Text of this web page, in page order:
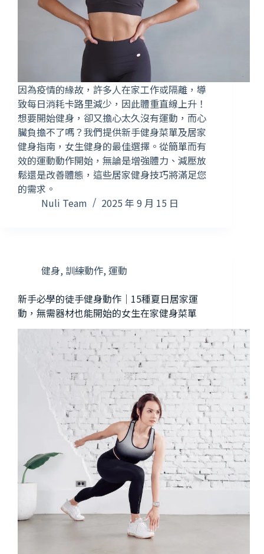
因為疫情的緣故，許多人在家工作或隔離，導
致每日消耗卡路里減少，因此體重直線上升！
想要開始健身，卻又擔心太久沒有運動，而心
臟負擔不了嗎？我們提供新手健身菜單及居家
健身指南，女生健身的最佳選擇。從簡單而有
效的運動動作開始，無論是增強體力、減壓放
鬆還是改善體態，這些居家健身技巧將滿足您
的需求。
Nuli Team
2025 年 9 月 15 日
健身, 訓練動作, 運動
新手必學的徒手健身動作｜15種夏日居家運
動，無需器材也能開始的女生在家健身菜單